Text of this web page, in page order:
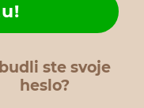
ste svoje
heslo?